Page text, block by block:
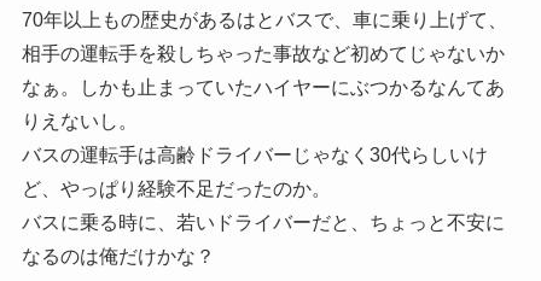
70年以上もの歴史があるはとバスで、車に乗り上げて、
相手の運転手を殺しちゃった事故など初めてじゃないか
なぁ。しかも止まっていたハイヤーにぶつかるなんてあ
りえないし。
バスの運転手は高齢ドライバーじゃなく30代らしいけ
ど、やっぱり経験不足だったのか。
バスに乗る時に、若いドライバーだと、ちょっと不安に
なるのは俺だけかな？